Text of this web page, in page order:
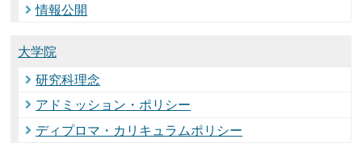
情報公開
大学院
研究科理念
アドミッション・ポリシー
ディプロマ・カリキュラムポリシー